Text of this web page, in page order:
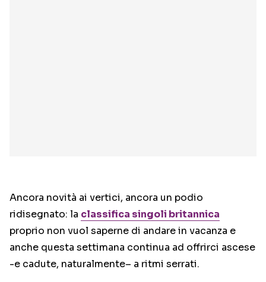
Ancora novità ai vertici, ancora un podio
ridisegnato: la classifica singoli britannica
proprio non vuol saperne di andare in vacanza e
anche questa settimana continua ad offrirci ascese
-e cadute, naturalmente– a ritmi serrati.